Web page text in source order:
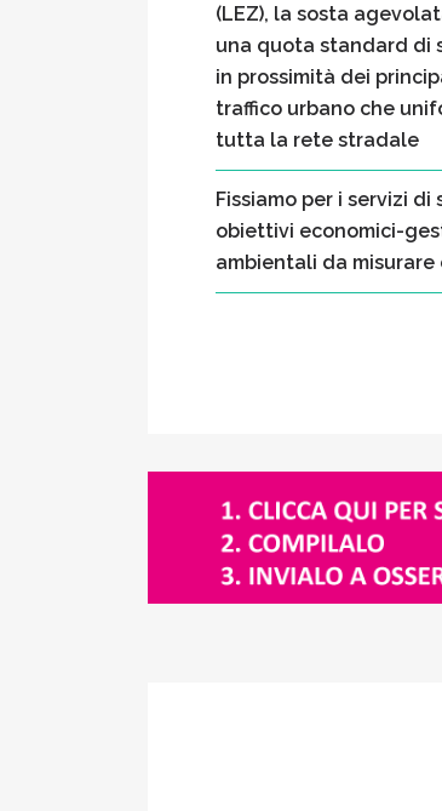
(LEZ), la sosta
una quota standard di
in prossimità dei
traffico urbano che
tutta la rete stradale
Fissiamo per i servizi
obiettivi economici-
ambientali da